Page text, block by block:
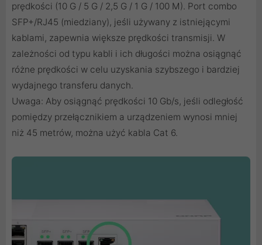
prędkości (10 G / 5 G / 2,5 G / 1 G / 100 M). Port combo
SFP+/RJ45 (miedziany), jeśli używany z istniejącymi
kablami, zapewnia większe prędkości transmisji. W
zależności od typu kabli i ich długości można osiągnąć
różne prędkości w celu uzyskania szybszego i bardziej
wydajnego transferu danych.
Uwaga: Aby osiągnąć prędkości 10 Gb/s, jeśli odległość
pomiędzy przełącznikiem a urządzeniem wynosi mniej
niż 45 metrów, można użyć kabla Cat 6.